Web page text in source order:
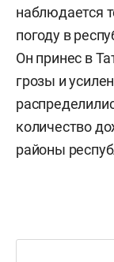
наблюдается
погоду в
Он принес в
грозы и
количество
районы